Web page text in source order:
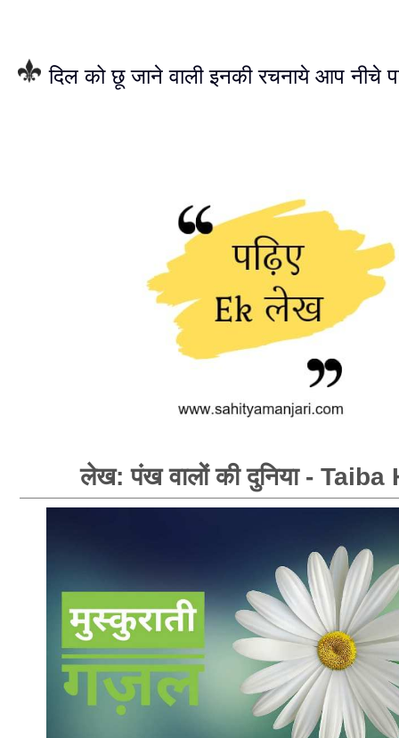
दिल को छू जाने वाली इनकी रचनाये आप नीचे
लेख: पंख वालों की दुनिया - Taiba